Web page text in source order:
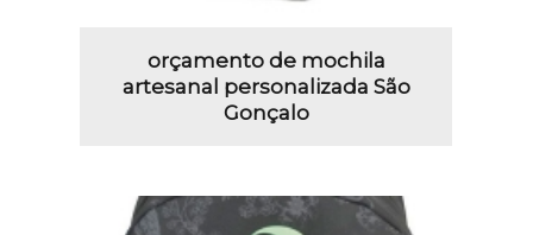
orçamento de mochila
artesanal personalizada São
Gonçalo